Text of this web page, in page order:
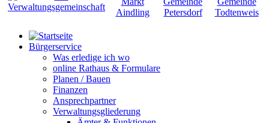
Bürgerservice
Was erledige ich wo
online Rathaus & Formulare
Planen / Bauen
Finanzen
Ansprechpartner
Verwaltungsgliederung